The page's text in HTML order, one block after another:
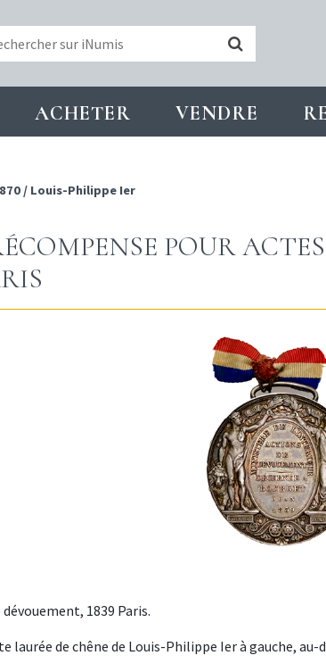
ACHETER VENDRE
/ Louis-Philippe Ier
POUR
1839 Paris.
laurée de chêne de Louis-Philippe Ier à gauche,